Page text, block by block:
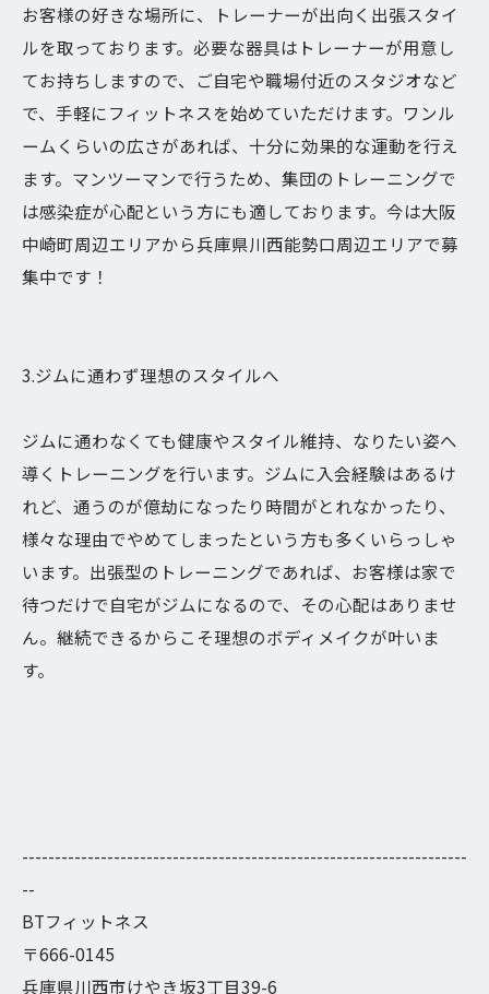
お客様の好きな場所に、トレーナーが出向く出張スタイ
ルを取っております。必要な器具はトレーナーが用意し
てお持ちしますので、ご自宅や職場付近のスタジオなど
で、手軽にフィットネスを始めていただけます。ワンル
ームくらいの広さがあれば、十分に効果的な運動を行え
ます。マンツーマンで行うため、集団のトレーニングで
は感染症が心配という方にも適しております。今は大阪
中崎町周辺エリアから兵庫県川西能勢口周辺エリアで募
集中です！
3.ジムに通わず理想のスタイルへ
ジムに通わなくても健康やスタイル維持、なりたい姿へ
導くトレーニングを行います。ジムに入会経験はあるけ
れど、通うのが億劫になったり時間がとれなかったり、
様々な理由でやめてしまったという方も多くいらっしゃ
います。出張型のトレーニングであれば、お客様は家で
待つだけで自宅がジムになるので、その心配はありませ
ん。継続できるからこそ理想のボディメイクが叶いま
す。
--------------------------------------------------------------------
--
BTフィットネス
〒666-0145
兵庫県川西市けやき坂3丁目39-6